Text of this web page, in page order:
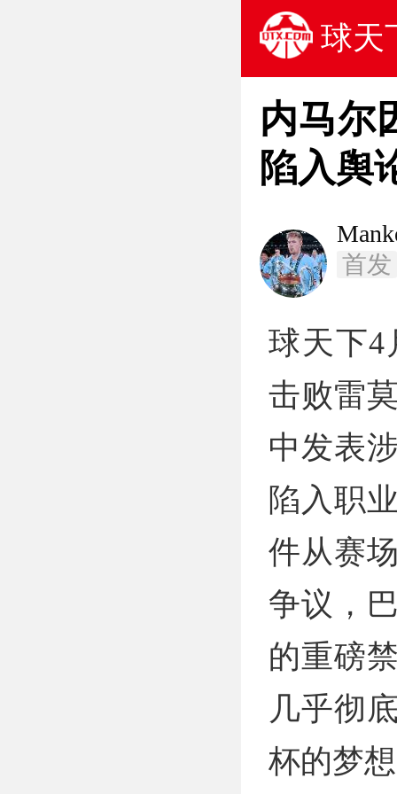
球天
内马尔
陷入舆
首发
球天下4
击败雷
中发表
陷入职
件从赛
争议，
的重磅
几乎彻
杯的梦